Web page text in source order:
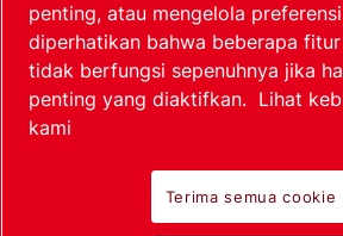
Waktu
Waktu pendinginan pompa
waktu dari penyalaan hingga efek
dimulai. Dalam kasus pompa
waktu pendinginan dinyatakan
diperlukan untuk tahap kedua
mendinginkan dari 293 K hingga 20
penting, atau mengelola
diperhatikan bahwa beberapa
tidak berfungsi sepenuhnya jika
penting yang diaktifkan. Lihat
kami
Terima semua cookie